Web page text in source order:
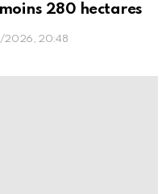
280 hectares
2026, 20:48